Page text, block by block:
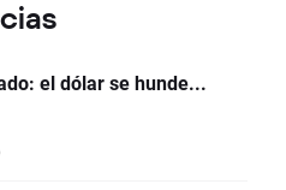
el dólar se hunde...